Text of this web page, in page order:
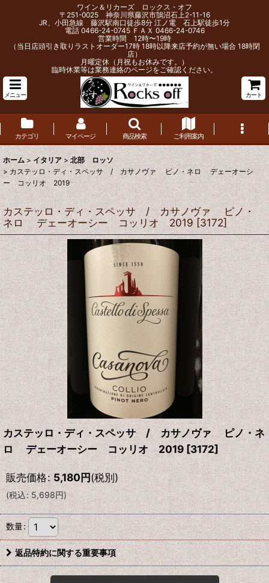
ワイン＆リカーズ ロックス・オフ
〒251-0025 神奈川県藤沢市鵠沼石上2-11-16
JR、小田急線 藤沢駅南口徒歩8分 江ノ電 石上駅徒歩1分
電話 0466-24-0745 ＦＡＸ 0466-24-0746
営業時間 12時〜19時
（当日店頭引き取りラストオーダー17時 18時以降来店予約が無い場合 18時閉
店）
月曜定休（月祝もお休みです。）
臨時休業等は業務連絡のページをご確認ください。
メニュー カート
カテゴリ マイページ 商品検索 ご利用案内
ホーム > イタリア > 北部 ロッソ
> カステッロ・ディ・スペッサ / カサノヴァ ピノ・ネロ デェーオーシ
ー コッリオ 2019
カステッロ・ディ・スペッサ / カサノヴァ ピノ・
ネロ デェーオーシー コッリオ 2019 [3172]
カステッロ・ディ・スペッサ / カサノヴァ ピノ・ネ
ロ デェーオーシー コッリオ 2019 [3172]
販売価格: 5,180円(税別)
(税込: 5,698円)
数量:
返品特約に関する重要事項